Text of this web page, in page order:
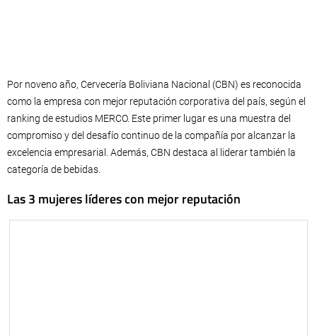
Por noveno año, Cervecería Boliviana Nacional (CBN) es reconocida
como la empresa con mejor reputación corporativa del país, según el
ranking de estudios MERCO. Este primer lugar es una muestra del
compromiso y del desafío continuo de la compañía por alcanzar la
excelencia empresarial. Además, CBN destaca al liderar también la
categoría de bebidas.
Las 3 mujeres líderes con mejor reputación